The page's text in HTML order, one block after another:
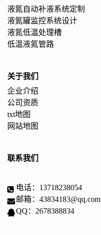
液氮自动补液系统定制
液氮罐监控系统设计
液氮低温处理槽
低温液氮管路
关于我们
企业介绍
公司资质
txt地图
网站地图
联系我们
电话：13718238054
邮箱：43834183@qq.com
QQ：2678388834